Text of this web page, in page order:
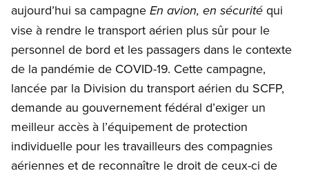
aujourd’hui sa campagne En avion, en sécurité qui
vise à rendre le transport aérien plus sûr pour le
personnel de bord et les passagers dans le contexte
de la pandémie de COVID-19. Cette campagne,
lancée par la Division du transport aérien du SCFP,
demande au gouvernement fédéral d’exiger un
meilleur accès à l’équipement de protection
individuelle pour les travailleurs des compagnies
aériennes et de reconnaître le droit de ceux-ci de